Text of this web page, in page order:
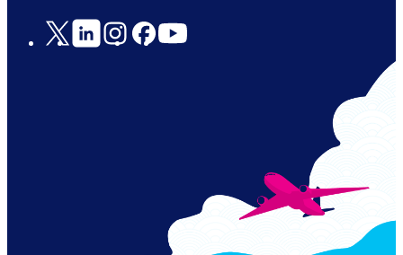
Social